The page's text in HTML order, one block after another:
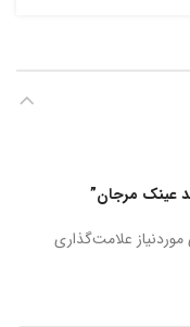
عینک مرجان”
علامت‌گذاری